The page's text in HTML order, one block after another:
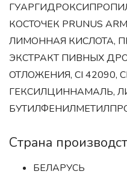
КОСТОЧЕК PRUNUS
ЛИМОННАЯ КИСЛОТА,
ЭКСТРАКТ ПИВНЫХ
ОТЛОЖЕНИЯ, CI 42090,
ГЕКСИЛЦИННАМАЛЬ,
Страна
БЕЛАРУСЬ